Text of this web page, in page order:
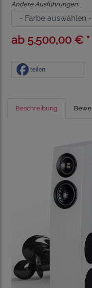
Andere Ausführungen:
ab 5.500,00 € *
teilen
Beschreibung